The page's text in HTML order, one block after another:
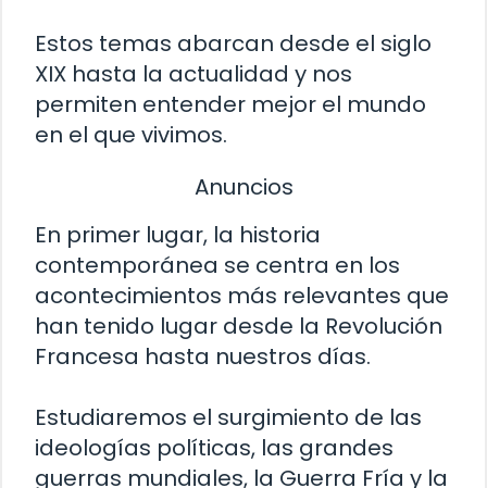
Estos temas abarcan desde el siglo
XIX hasta la actualidad y nos
permiten entender mejor el mundo
en el que vivimos.
Anuncios
En primer lugar, la historia
contemporánea se centra en los
acontecimientos más relevantes que
han tenido lugar desde la Revolución
Francesa hasta nuestros días.
Estudiaremos el surgimiento de las
ideologías políticas, las grandes
guerras mundiales, la Guerra Fría y la